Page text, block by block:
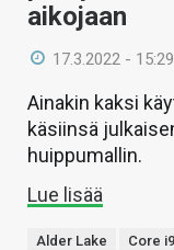
aikojaan
17.3.2022 - 15:29
Ainakin kaksi
käsiinsä
huippumallin.
Lue lisää
Alder Lake Core